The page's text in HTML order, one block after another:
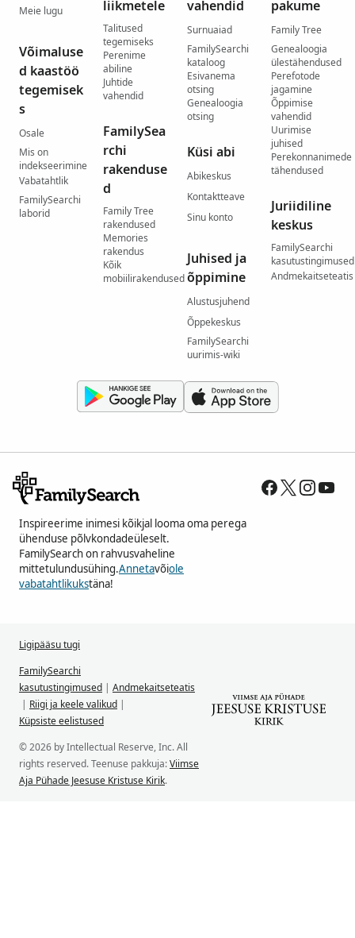
Meie lugu
Võimaluse
d kaastöö
tegemisek
s
Osale
Mis on
indekseerimine
Vabatahtlik
FamilySearchi
laborid
liikmetele
Talitused
tegemiseks
Perenime
abiline
Juhtide
vahendid
FamilySea
rchi
rakenduse
d
Family Tree
rakendused
Memories
rakendus
Kõik
mobiilirakendused
vahendid
Surnuaiad
FamilySearchi
kataloog
Esivanema
otsing
Genealoogia
otsing
Küsi abi
Abikeskus
Kontaktteave
Sinu konto
Juhised ja
õppimine
Alustusjuhend
Õppekeskus
FamilySearchi
uurimis-wiki
pakume
Family Tree
Genealoogia
ülestähendused
Perefotode
jagamine
Õppimise
vahendid
Uurimise
juhised
Perekonnanimede
tähendused
Juriidiline
keskus
FamilySearchi
kasutustingimused
Andmekaitseteatis
Inspireerime inimesi kõikjal looma oma perega
ühenduse põlvkondadeüleselt.
FamilySearch on rahvusvaheline
mittetulundusühing.Annetavõiole
vabatahtlikukstäna!
Ligipääsu tugi
FamilySearchi
kasutustingimused | Andmekaitseteatis
| Riigi ja keele valikud |
Küpsiste eelistused
© 2026 by Intellectual Reserve, Inc. All
rights reserved. Teenuse pakkuja:Viimse
Aja Pühade Jeesuse Kristuse Kirik.